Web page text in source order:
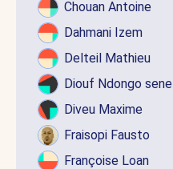
Chouan Antoine
Dahmani Izem
Delteil Mathieu
Diouf Ndongo sene
Diveu Maxime
Fraisopi Fausto
Françoise Loan